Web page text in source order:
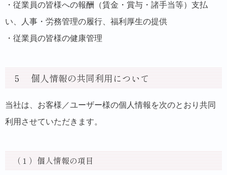
・従業員の皆様への報酬（賃金・賞与・諸手当等）支払
い、人事・労務管理の履行、福利厚生の提供
・従業員の皆様の健康管理
５ 個人情報の共同利用について
当社は、お客様／ユーザー様の個人情報を次のとおり共同
利用させていただきます。
（１）個人情報の項目